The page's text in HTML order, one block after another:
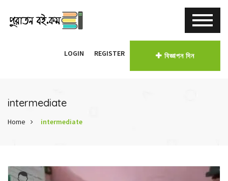
LOGIN REGISTER বিজ্ঞাপন দিন
intermediate
Home intermediate